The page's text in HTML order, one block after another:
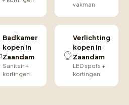
vakman
Badkamer
kopen in
Zaandam
Sanitair +
kortingen
Verlichting
kopen in
Zaandam
LED spots +
kortingen